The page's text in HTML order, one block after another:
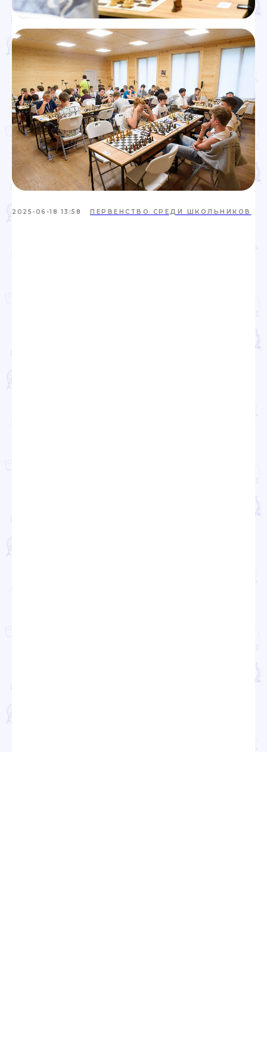
2025-06-18 13:58 ПЕРВЕНСТВО СРЕДИ ШКОЛЬНИКОВ
Политика обработки персональных данных